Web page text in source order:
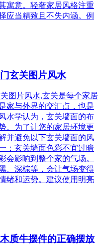
寓意。轻奢家居风格注重
应当精致且不失内涵。例
玄关图片风水
图片风水,玄关是每个家居
家与外界的交汇点，也是
水学认为，玄关墙面的布
。为了让您的家居环境更
并避免以下玄关墙面的风
：玄关墙面色彩不宜过暗
会影响到整个家的气场。
、深棕等，会让气场变得
绪和运势。建议使用明亮
质牛摆件的正确摆放